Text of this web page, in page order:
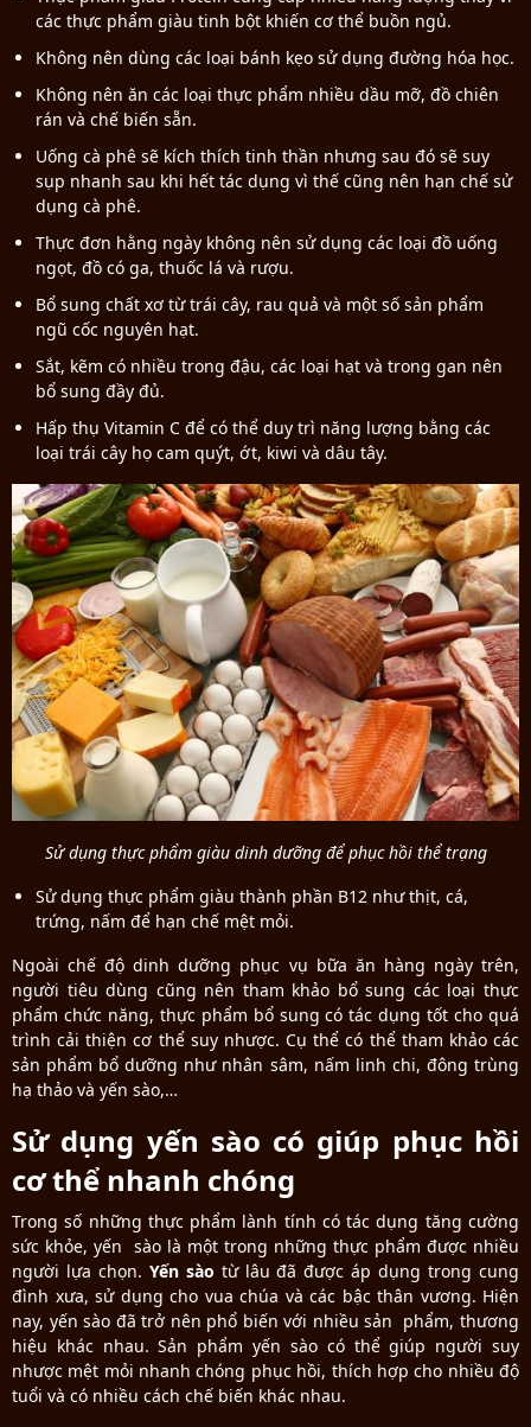
các thực phẩm giàu tinh bột khiến cơ thể buồn ngủ.
Không nên dùng các loại bánh kẹo sử dụng đường hóa học.
Không nên ăn các loại thực phẩm nhiều dầu mỡ, đồ chiên
rán và chế biến sẵn.
Uống cà phê sẽ kích thích tinh thần nhưng sau đó sẽ suy
sụp nhanh sau khi hết tác dụng vì thế cũng nên hạn chế sử
dụng cà phê.
Thực đơn hằng ngày không nên sử dụng các loại đồ uống
ngọt, đồ có ga, thuốc lá và rượu.
Bổ sung chất xơ từ trái cây, rau quả và một số sản phẩm
ngũ cốc nguyên hạt.
Sắt, kẽm có nhiều trong đậu, các loại hạt và trong gan nên
bổ sung đầy đủ.
Hấp thụ Vitamin C để có thể duy trì năng lượng bằng các
loại trái cây họ cam quýt, ớt, kiwi và dâu tây.
Sử dụng thực phẩm giàu dinh dưỡng để phục hồi thể trạng
Sử dụng thực phẩm giàu thành phần B12 như thịt, cá,
trứng, nấm để hạn chế mệt mỏi.
Ngoài chế độ dinh dưỡng phục vụ bữa ăn hàng ngày trên,
người tiêu dùng cũng nên tham khảo bổ sung các loại thực
phẩm chức năng, thực phẩm bổ sung có tác dụng tốt cho quá
trình cải thiện cơ thể suy nhược. Cụ thể có thể tham khảo các
sản phẩm bổ dưỡng như nhân sâm, nấm linh chi, đông trùng
hạ thảo và yến sào,…
Sử dụng yến sào có giúp phục hồi
cơ thể nhanh chóng
Trong số những thực phẩm lành tính có tác dụng tăng cường
sức khỏe, yến sào là một trong những thực phẩm được nhiều
người lựa chọn. Yến sào từ lâu đã được áp dụng trong cung
đình xưa, sử dụng cho vua chúa và các bậc thân vương. Hiện
nay, yến sào đã trở nên phổ biến với nhiều sản phẩm, thương
hiệu khác nhau. Sản phẩm yến sào có thể giúp người suy
nhược mệt mỏi nhanh chóng phục hồi, thích hợp cho nhiều độ
tuổi và có nhiều cách chế biến khác nhau.